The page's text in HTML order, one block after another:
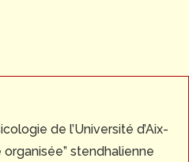
de l’Université d’Aix-
stendhalienne